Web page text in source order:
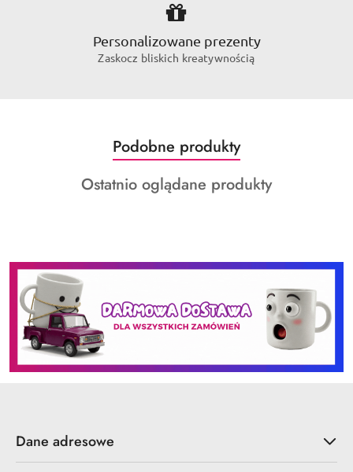
Personalizowane prezenty
Zaskocz bliskich kreatywnością
Pomiń karuzelę produktów
Produkty
o
statusie:
Podobne produkty
Produkty
Ostatnio oglądane produkty
Dane adresowe